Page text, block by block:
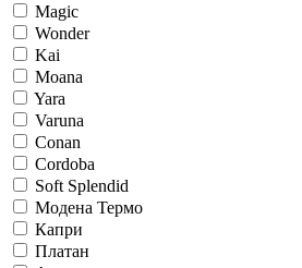
Magic
Wonder
Kai
Moana
Yara
Varuna
Conan
Cordoba
Soft Splendid
Модена Термо
Капри
Платан